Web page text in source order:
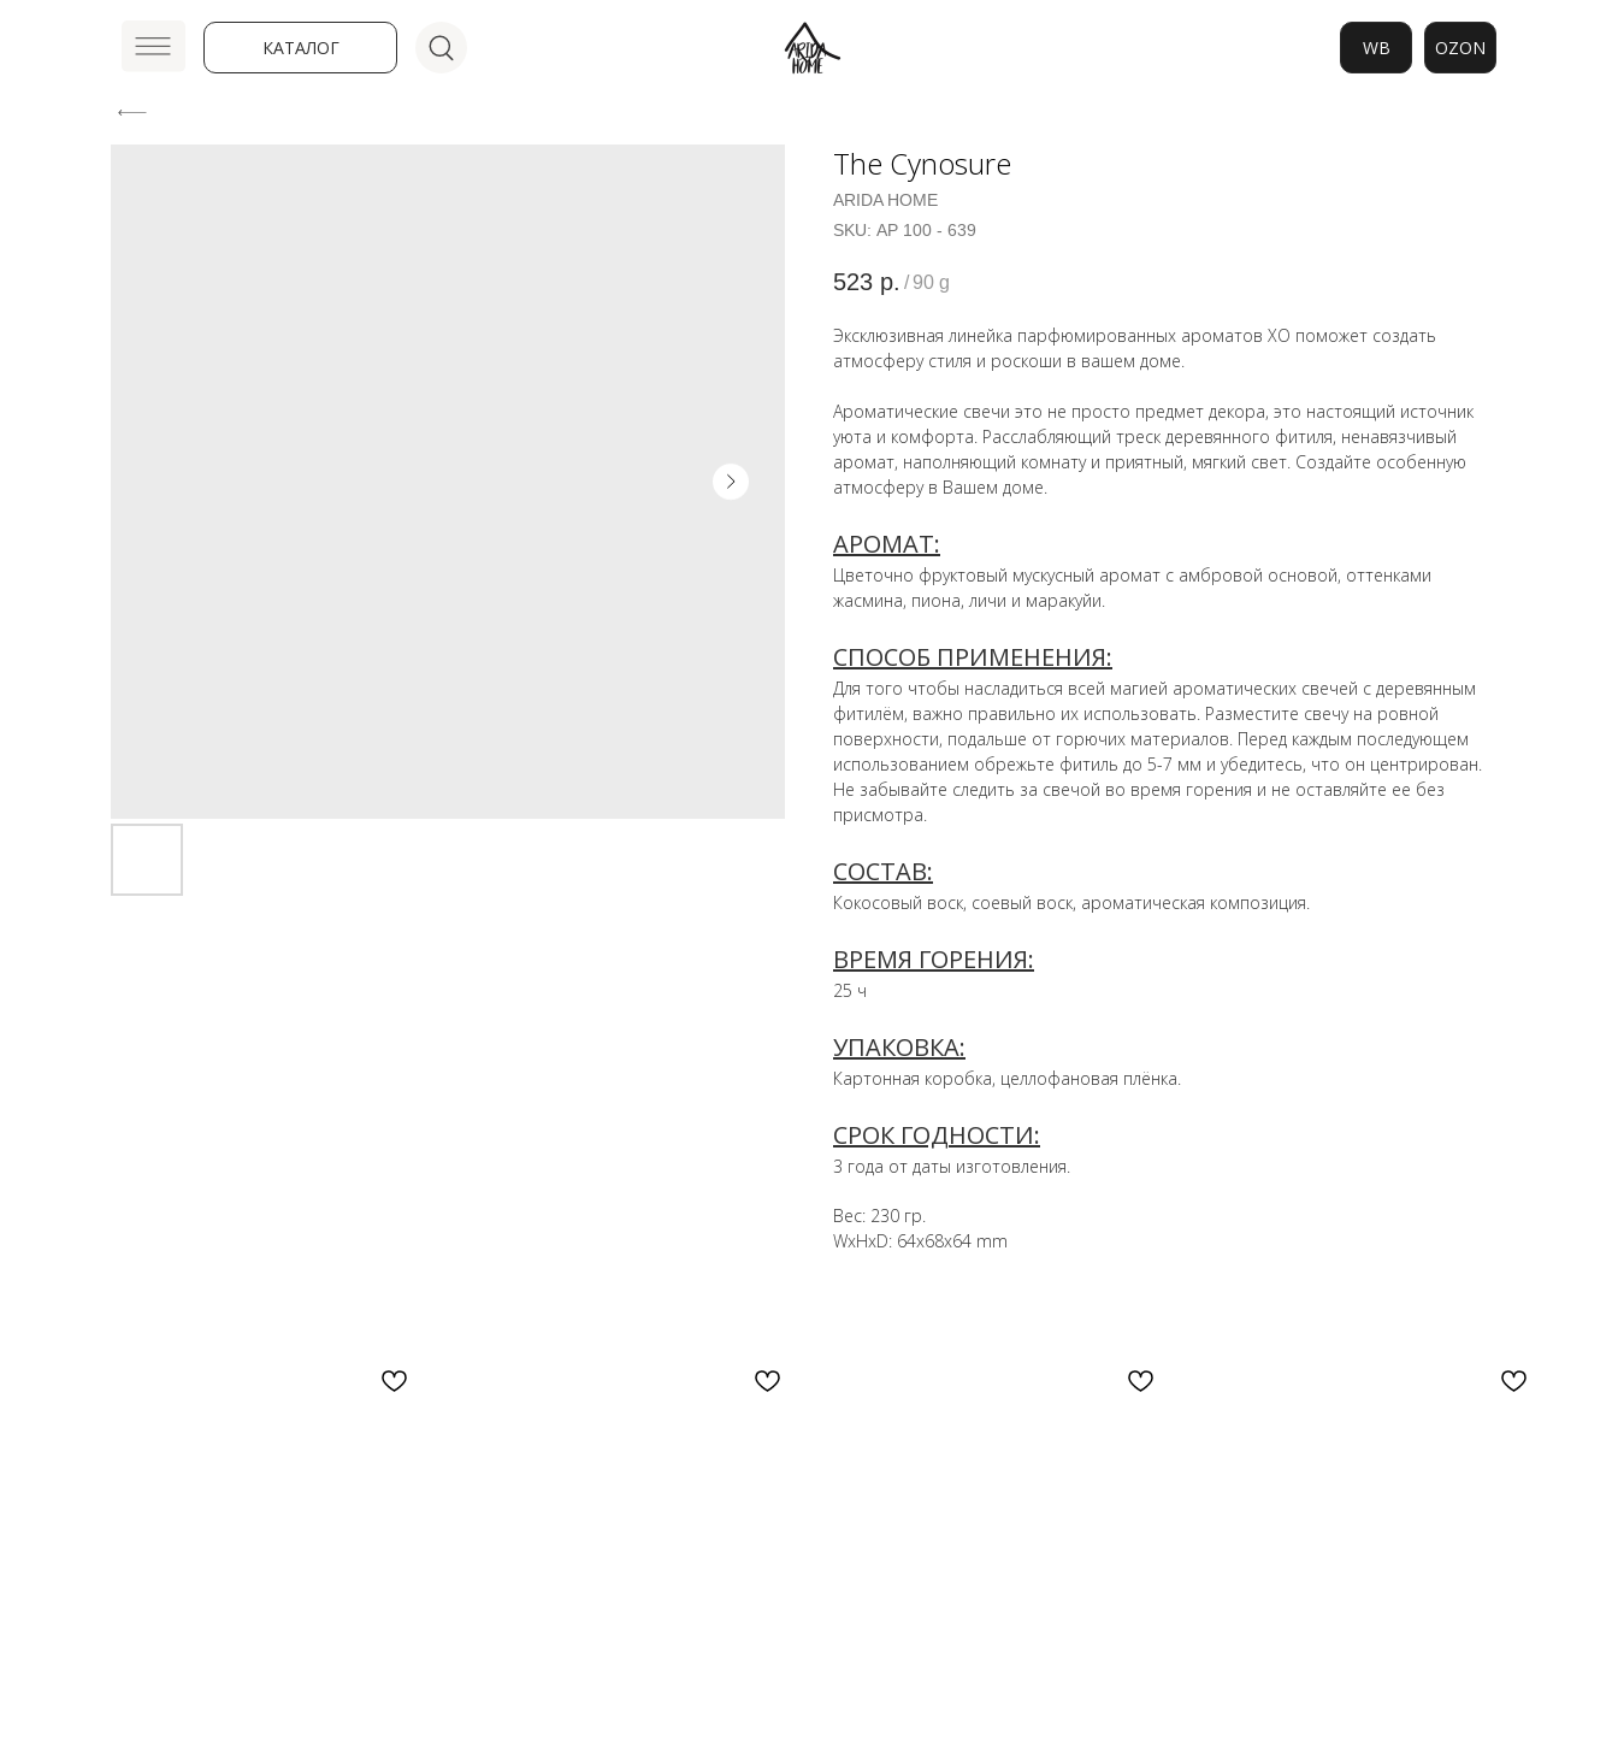
КАТАЛОГ WB OZON
The Cynosure
ARIDA HOME
SKU: АР 100 - 639
523 р. / 90 g
Эксклюзивная линейка парфюмированных ароматов ХО поможет создать
атмосферу стиля и роскоши в вашем доме.
Ароматические свечи это не просто предмет декора, это настоящий источник
уюта и комфорта. Расслабляющий треск деревянного фитиля, ненавязчивый
аромат, наполняющий комнату и приятный, мягкий свет. Создайте особенную
атмосферу в Вашем доме.
АРОМАТ:
Цветочно фруктовый мускусный аромат с амбровой основой, оттенками
жасмина, пиона, личи и маракуйи.
СПОСОБ ПРИМЕНЕНИЯ:
Для того чтобы насладиться всей магией ароматических свечей с деревянным
фитилём, важно правильно их использовать. Разместите свечу на ровной
поверхности, подальше от горючих материалов. Перед каждым последующем
использованием обрежьте фитиль до 5-7 мм и убедитесь, что он центрирован.
Не забывайте следить за свечой во время горения и не оставляйте ее без
присмотра.
СОСТАВ:
Кокосовый воск, соевый воск, ароматическая композиция.
ВРЕМЯ ГОРЕНИЯ:
25 ч
УПАКОВКА:
Картонная коробка, целлофановая плёнка.
СРОК ГОДНОСТИ:
3 года от даты изготовления.
Вес: 230 гр.
WxHxD: 64x68x64 mm